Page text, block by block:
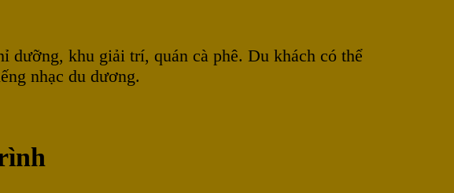
dưỡng, khu giải trí, quán cà phê. Du khách có thể
nhạc du dương.